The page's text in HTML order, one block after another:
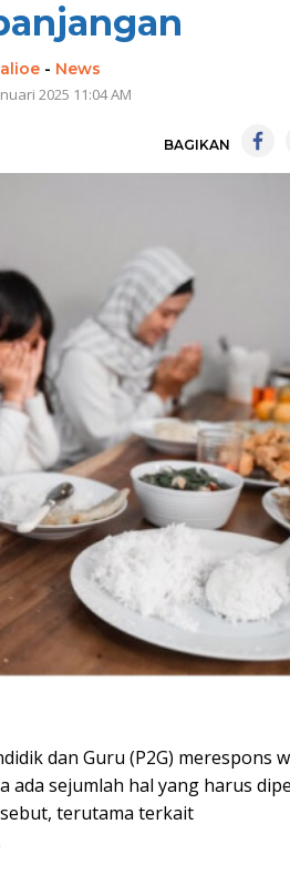
- News
2025 11:04 AM
BAGIKAN
dan Guru (P2G) merespons
ada sejumlah hal yang harus
terutama terkait